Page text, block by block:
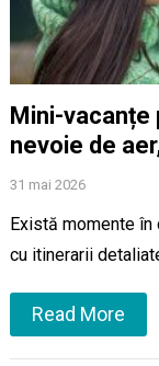
Mini-
nevoie de
31 mai 2026
Există momente
cu itinerarii
Read More